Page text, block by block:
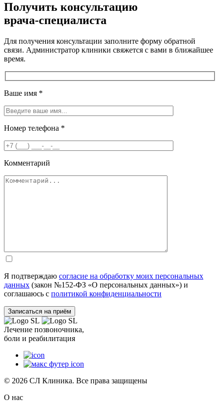
Получить консультацию
врача-специалиста
Для получения консультации заполните форму обратной
связи. Администратор клиники свяжется с вами в ближайшее
время.
Ваше имя *
Номер телефона *
Комментарий
Я подтверждаю согласие на обработку моих персональных
данных (закон №152-ФЗ «О персональных данных») и
соглашаюсь с политикой конфиденциальности
Лечение позвоночника,
боли и реабилитация
© 2026 СЛ Клиника. Все права защищены
О нас